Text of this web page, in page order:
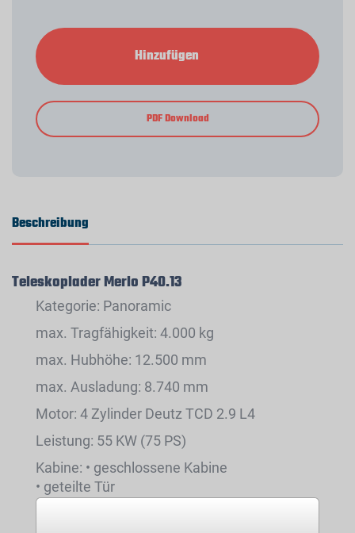
Hinzufügen
PDF Download
Beschreibung
Teleskoplader Merlo P40.13
Kategorie: Panoramic
max. Tragfähigkeit: 4.000 kg
max. Hubhöhe: 12.500 mm
max. Ausladung: 8.740 mm
Motor: 4 Zylinder Deutz TCD 2.9 L4
Leistung: 55 KW (75 PS)
Kabine: • geschlossene Kabine
• geteilte Tür
• 360 Grad rundumsicht